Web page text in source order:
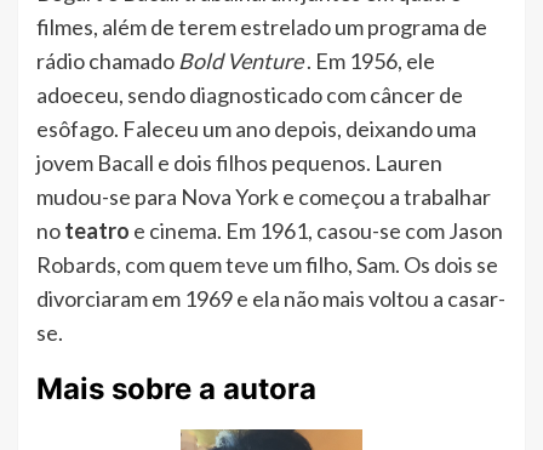
filmes, além de terem estrelado um programa de
rádio chamado Bold Venture. Em 1956, ele
adoeceu, sendo diagnosticado com câncer de
esôfago. Faleceu um ano depois, deixando uma
jovem Bacall e dois filhos pequenos. Lauren
mudou-se para Nova York e começou a trabalhar
noteatro e cinema. Em 1961, casou-se com Jason
Robards, com quem teve um filho, Sam. Os dois se
divorciaram em 1969 e ela não mais voltou a casar-
se.
Mais sobre a autora